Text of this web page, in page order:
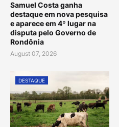
Samuel Costa ganha
destaque em nova pesquisa
e aparece em 4º lugar na
disputa pelo Governo de
Rondônia
August 07, 2026
DESTAQUE